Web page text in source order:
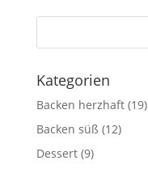
Kategorien
Backen herzhaft(19)
Backen süß (12)
Dessert(9)